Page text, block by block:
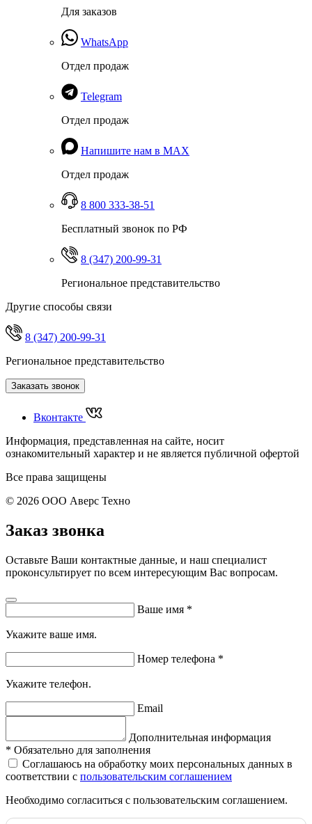
Для заказов
WhatsApp
Отдел продаж
Telegram
Отдел продаж
Напишите нам в MAX
Отдел продаж
8 800 333-38-51
Бесплатный звонок по РФ
8 (347) 200-99-31
Региональное представительство
Другие способы связи
8 (347) 200-99-31
Региональное представительство
Заказать звонок
Вконтакте
Информация, представленная на сайте, носит
ознакомительный характер и не является публичной офертой
Все права защищены
© 2026 ООО Аверс Техно
Заказ звонка
Оставьте Ваши контактные данные, и наш специалист
проконсультирует по всем интересующим Вас вопросам.
Ваше имя *
Укажите ваше имя.
Номер телефона *
Укажите телефон.
Email
Дополнительная информация
* Обязательно для заполнения
Соглашаюсь на обработку моих персональных данных в
соответствии с пользовательским соглашением
Необходимо согласиться с пользовательским соглашением.